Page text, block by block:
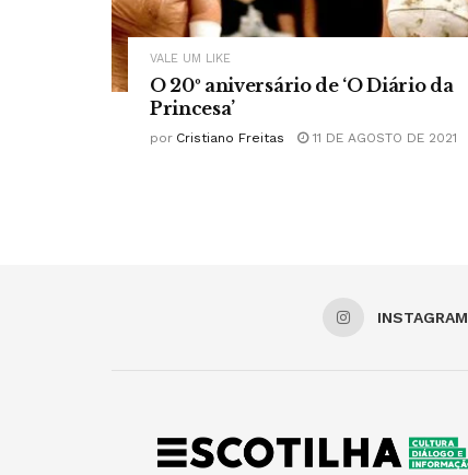
VALE UM LIKE
O 20º aniversário de ‘O Diário da
Princesa’
por Cristiano Freitas 11 DE AGOSTO DE 2021
INSTAGRAM